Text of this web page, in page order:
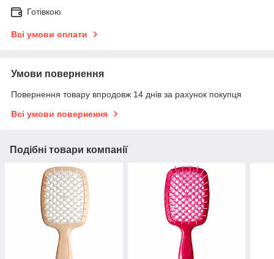
Готівкою
Всі умови оплати
Умови повернення
Повернення товару впродовж 14 днів за рахунок покупця
Всі умови повернення
Подібні товари компанії